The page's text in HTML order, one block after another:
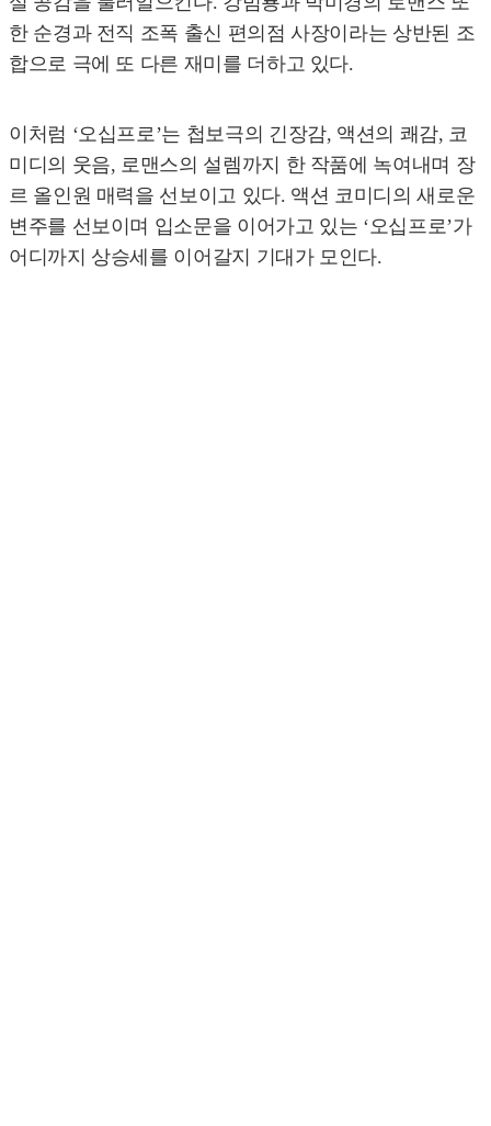
한 순경과 전직 조폭 출신 편의점 사장이라는 상반된 조
합으로 극에 또 다른 재미를 더하고 있다.
이처럼 ‘오십프로’는 첩보극의 긴장감, 액션의 쾌감, 코
미디의 웃음, 로맨스의 설렘까지 한 작품에 녹여내며 장
르 올인원 매력을 선보이고 있다. 액션 코미디의 새로운
변주를 선보이며 입소문을 이어가고 있는 ‘오십프로’가
어디까지 상승세를 이어갈지 기대가 모인다.